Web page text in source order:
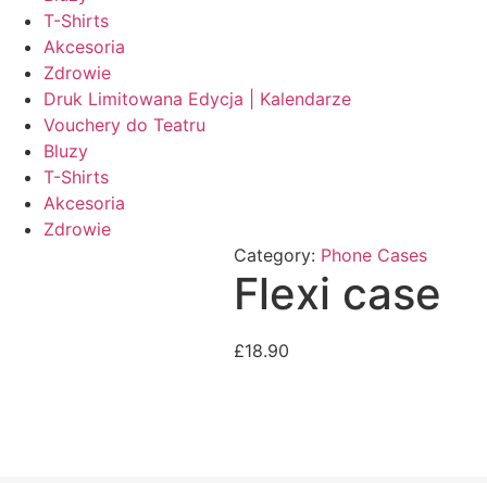
T-Shirts
Akcesoria
Zdrowie
Druk Limitowana Edycja | Kalendarze
Vouchery do Teatru
Bluzy
T-Shirts
Akcesoria
Zdrowie
Category: Phone Cases
Flexi case
£18.90